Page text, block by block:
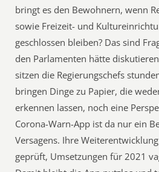
bringt es den Bewohnern, wenn
sowie Freizeit- und
geschlossen bleiben? Das sind
den Parlamenten hätte
sitzen die Regierungschefs
bringen Dinge zu Papier, die
erkennen lassen, noch eine
Corona-Warn-App ist da nur ein
Versagens. Ihre
geprüft, Umsetzungen für 2021